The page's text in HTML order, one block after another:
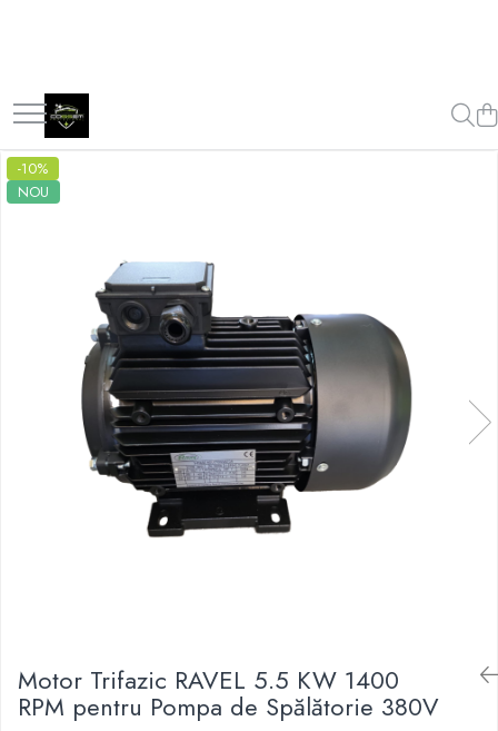
Motor Trifazic RAVEL 5.5 KW 1400
RPM pentru Pompa de Spălătorie 380V
-10%
NOU